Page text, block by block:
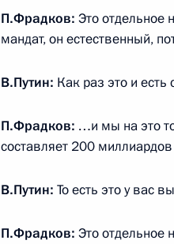
24 декабря 2021 года,
Совместное заседание
24 декабря 2021 года, 17:00
24 декабря 2021 года, 14:55
П.Фрадков: Это
мандат, он естественный,
В.Путин: Как раз это и
П.Фрадков: …и мы на это
составляет 200
В.Путин: То есть это у вас
П.Фрадков: Это отдельное